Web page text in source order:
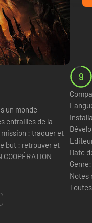
un monde
entrailles de la
mission : traquer et
et
9
Date
Genre:
Notes